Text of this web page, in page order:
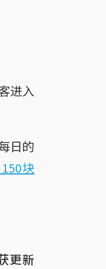
进入
日的
块
更新